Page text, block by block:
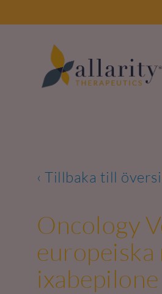
to
‹ Tillbaka till
Oncology
ixabepilone